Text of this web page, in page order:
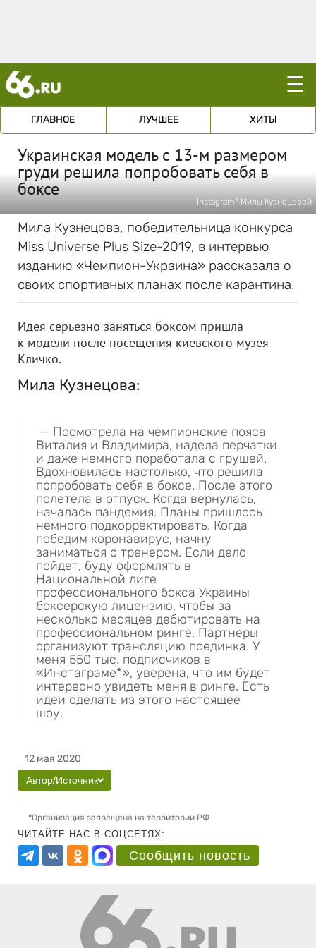
☰
ГЛАВНОЕ ЛУЧШЕЕ ХИТЫ
Украинская модель с 13-м размером
груди решила попробовать себя в
боксе
Instagram* Милы Кузнецовой
Мила Кузнецова, победительница конкурса
Miss Universe Plus Size-2019, в интервью
изданию «Чемпион-Украина» рассказала о
своих спортивных планах после карантина.
Идея серьезно заняться боксом пришла
к модели после посещения киевского музея
Кличко.
Мила Кузнецова:
— Посмотрела на чемпионские пояса
Виталия и Владимира, надела перчатки
и даже немного поработала c грушей.
Вдохновилась настолько, что решила
попробовать себя в боксе. После этого
полетела в отпуск. Когда вернулась,
началась пандемия. Планы пришлось
немного подкорректировать. Когда
победим коронавирус, начну
заниматься с тренером. Если дело
пойдет, буду оформлять в
Национальной лиге
профессионального бокса Украины
боксерскую лицензию, чтобы за
несколько месяцев дебютировать на
профессиональном ринге. Партнеры
организуют трансляцию поединка. У
меня 550 тыс. подписчиков в
«Инстаграме*», уверена, что им будет
интересно увидеть меня в ринге. Есть
идеи сделать из этого настоящее
шоу.
12 мая 2020
Автор/Источник
*Организация запрещена на территории РФ
ЧИТАЙТЕ НАС В СОЦСЕТЯХ:
Сообщить новость